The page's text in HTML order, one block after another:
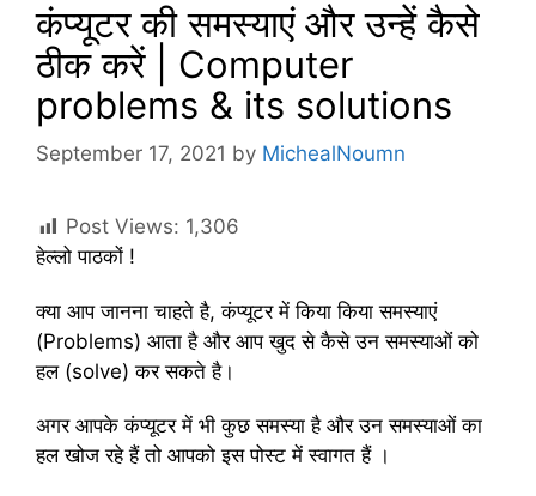
कंप्यूटर की समस्याएं और उन्हें कैसे
ठीक करें | Computer
problems & its solutions
September 17, 2021 by MichealNoumn
Post Views: 1,306
हेल्लो पाठकों !
क्या आप जानना चाहते है, कंप्यूटर में किया किया समस्याएं
(Problems) आता है और आप खुद से कैसे उन समस्याओं को
हल (solve) कर सकते है।
अगर आपके कंप्यूटर में भी कुछ समस्या है और उन समस्याओं का
हल खोज रहे हैं तो आपको इस पोस्ट में स्वागत हैं ।